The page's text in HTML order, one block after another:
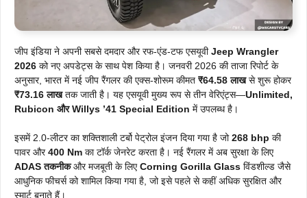
जीप इंडिया ने अपनी सबसे दमदार और रफ-एंड-टफ एसयूवीJeep Wrangler
2026 को नए अपडेट्स के साथ पेश किया है। जनवरी 2026 की ताजा रिपोर्ट के
अनुसार, भारत में नई जीप रैंगलर की एक्स-शोरूम कीमत ₹64.58 लाखसे शुरू होकर
₹73.16 लाखतक जाती है। यह एसयूवी मुख्य रूप से तीन वेरिएंट्स—Unlimited,
Rubicon और Willys ’41 Special Edition में उपलब्ध है।
इसमें 2.0-लीटर का शक्तिशाली टर्बो पेट्रोल इंजन दिया गया है जो268 bhp की
पावर और400 Nm का टॉर्क जेनरेट करता है। नई रैंगलर में अब सुरक्षा के लिए
ADAS तकनीकऔर मजबूती के लिएCorning Gorilla Glass विंडशील्ड जैसे
आधुनिक फीचर्स को शामिल किया गया है, जो इसे पहले से कहीं अधिक सुरक्षित और
स्मार्ट बनाते हैं।